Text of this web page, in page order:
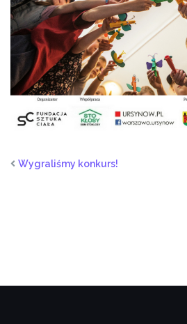
Wygraliśmy konkurs!